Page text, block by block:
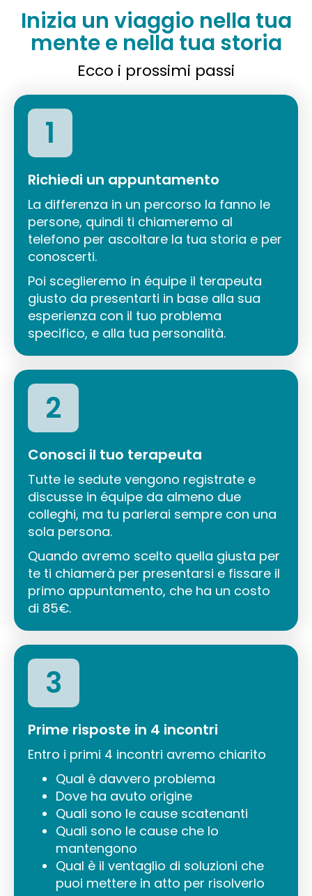
Inizia un viaggio nella tua
mente e nella tua storia
Ecco i prossimi passi
1
Richiedi un appuntamento
La differenza in un percorso la fanno le
persone, quindi ti chiameremo al
telefono per ascoltare la tua storia e per
conoscerti.
Poi sceglieremo in équipe il terapeuta
giusto da presentarti in base alla sua
esperienza con il tuo problema
specifico, e alla tua personalità.
2
Conosci il tuo terapeuta
Tutte le sedute vengono registrate e
discusse in équipe da almeno due
colleghi, ma tu parlerai sempre con una
sola persona.
Quando avremo scelto quella giusta per
te ti chiamerà per presentarsi e fissare il
primo appuntamento, che ha un costo
di 85€.
3
Prime risposte in 4 incontri
Entro i primi 4 incontri avremo chiarito
Qual è davvero problema
Dove ha avuto origine
Quali sono le cause scatenanti
Quali sono le cause che lo
mantengono
Qual è il ventaglio di soluzioni che
puoi mettere in atto per risolverlo